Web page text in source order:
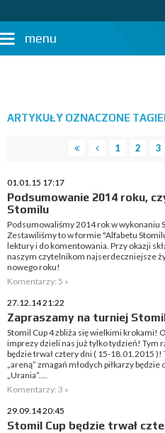
menu
ARTYKUŁY OZNACZONE
1 2 3
01.01.15 17:17
Podsumowanie 2014 roku,
Stomilu
Podsumowaliśmy 2014 rok w wykonaniu
Zestawiliśmy to w formie "Alfabetu
lektury i do komentowania. Przy okazji
naszym czytelnikom najserdeczniejsze
nowego roku!
Komentarzy: 5 »
27.12.14 21:22
Zapraszamy na turniej
Stomil Cup 4 zbliża się wielkimi krokami!
imprezy dzieli nas już tylko tydzień! Tym
będzie trwał cztery dni ( 15-18.01.2015 )!
„areną” zmagań młodych piłkarzy będzie
„Urania”....
Komentarzy: 3 »
29.09.14 20:45
Stomil Cup będzie trwał